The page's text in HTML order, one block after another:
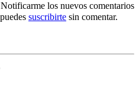
Notificarme los nuevos comentarios
suscribirte sin comentar.